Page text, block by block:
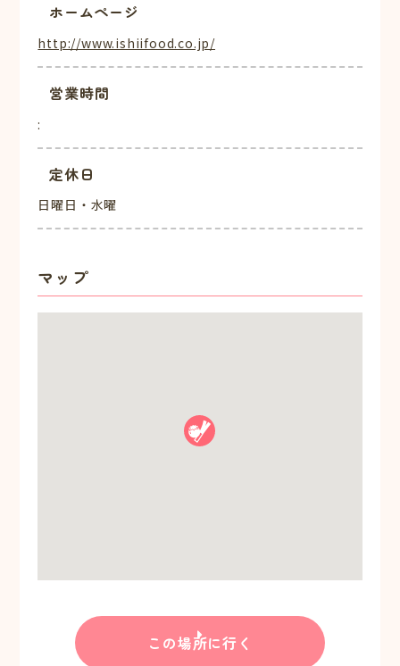
ホームページ
http://www.ishiifood.co.jp/
営業時間
:
定休日
日曜日・水曜
マップ
この場所に行く